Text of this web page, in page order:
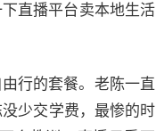
直播平台卖本地生活
行的套餐。老陈一直
少交学费，最惨的时